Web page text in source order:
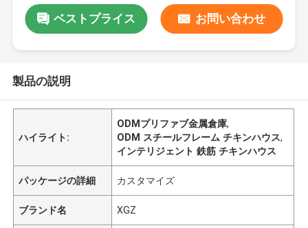
ベストプライス お問い合わせ
製品の説明
ハイライト:
ODMプリファブ金属倉庫,
ODM スチールフレーム チキンハウス,
インテリジェント 鉄筋 チキンハウス
パッケージの詳細 カスタマイズ
ブランド名 XGZ